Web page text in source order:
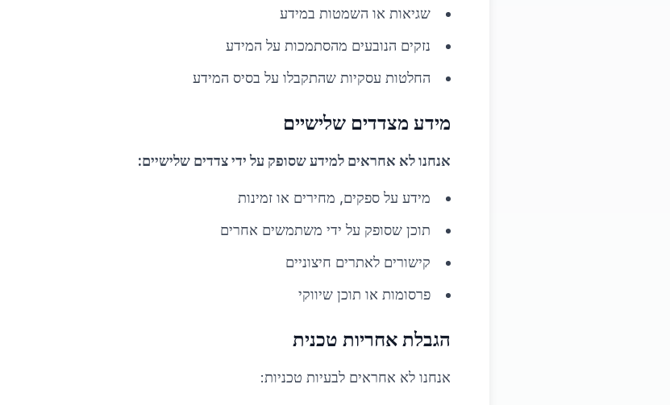
שגיאות או השמטות במידע
נזקים הנובעים מהסתמכות על המידע
החלטות עסקיות שהתקבלו על בסיס המידע
מידע מצדדים שלישיים
אנחנו לא אחראים למידע שסופק על ידי צדדים שלישיים:
מידע על ספקים, מחירים או זמינות
תוכן שסופק על ידי משתמשים אחרים
קישורים לאתרים חיצוניים
פרסומות או תוכן שיווקי
הגבלת אחריות טכנית
אנחנו לא אחראים לבעיות טכניות: